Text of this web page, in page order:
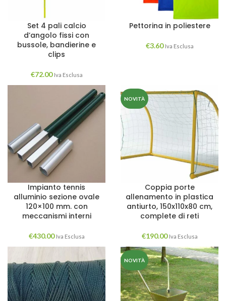
Set 4 pali calcio
d’angolo fissi con
bussole, bandierine e
clips
€72.00 Iva Esclusa
Pettorina in poliestere
€3.60 Iva Esclusa
Impianto tennis
alluminio sezione ovale
120×100 mm. con
meccanismi interni
€430.00 Iva Esclusa
NOVITÀ
Coppia porte
allenamento in plastica
antiurto, 150x110x80 cm,
complete di reti
€190.00 Iva Esclusa
NOVITÀ